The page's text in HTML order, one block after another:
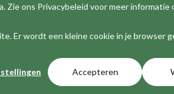
Zie ons Privacybeleid voor meer informatie
Er wordt een kleine cookie in je browser
Accepteren